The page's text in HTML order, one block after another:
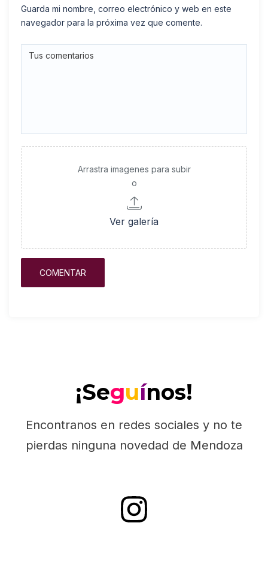
Guarda mi nombre, correo electrónico y web en este
navegador para la próxima vez que comente.
Arrastra imagenes para subir
o
Ver galería
¡Seguínos!
Encontranos en redes sociales y no te
pierdas ninguna novedad de Mendoza